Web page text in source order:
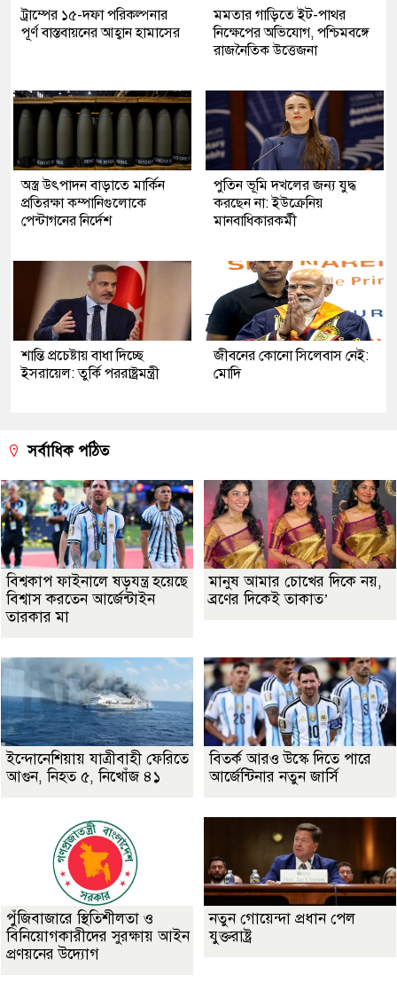
ট্রাম্পের ১৫-দফা পরিকল্পনার
পূর্ণ বাস্তবায়নের আহ্বান হামাসের
মমতার গাড়িতে ইট-পাথর
নিক্ষেপের অভিযোগ, পশ্চিমবঙ্গে
রাজনৈতিক উত্তেজনা
অস্ত্র উৎপাদন বাড়াতে মার্কিন
প্রতিরক্ষা কম্পানিগুলোকে
পেন্টাগনের নির্দেশ
পুতিন ভূমি দখলের জন্য যুদ্ধ
করছেন না: ইউক্রেনিয়
মানবাধিকারকর্মী
শান্তি প্রচেষ্টায় বাধা দিচ্ছে
ইসরায়েল: তুর্কি পররাষ্ট্রমন্ত্রী
জীবনের কোনো সিলেবাস নেই:
মোদি
সর্বাধিক পঠিত
বিশ্বকাপ ফাইনালে ষড়যন্ত্র হয়েছে
বিশ্বাস করতেন আর্জেন্টাইন
তারকার মা
মানুষ আমার চোখের দিকে নয়,
ব্রণের দিকেই তাকাত’
ইন্দোনেশিয়ায় যাত্রীবাহী ফেরিতে
আগুন, নিহত ৫, নিখোঁজ ৪১
বিতর্ক আরও উস্কে দিতে পারে
আর্জেন্টিনার নতুন জার্সি
পুঁজিবাজারে স্থিতিশীলতা ও
বিনিয়োগকারীদের সুরক্ষায় আইন
প্রণয়নের উদ্যোগ
নতুন গোয়েন্দা প্রধান পেল
যুক্তরাষ্ট্র